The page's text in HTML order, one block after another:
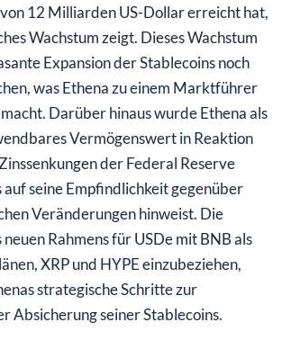
12 Milliarden US-Dollar erreicht hat,
Wachstum zeigt. Dieses Wachstum
Expansion der Stablecoins noch
was Ethena zu einem Marktführer
Darüber hinaus wurde Ethena als
Vermögenswert in Reaktion
der Federal Reserve
seine Empfindlichkeit gegenüber
Veränderungen hinweist. Die
Rahmens für USDe mit BNB als
XRP und HYPE einzubeziehen,
strategische Schritte zur
Absicherung seiner Stablecoins.